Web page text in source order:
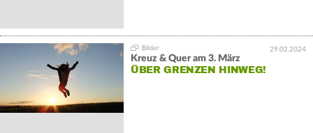
29.02.2024
Kreuz & Quer am 3. März
ÜBER GRENZEN HINWEG!